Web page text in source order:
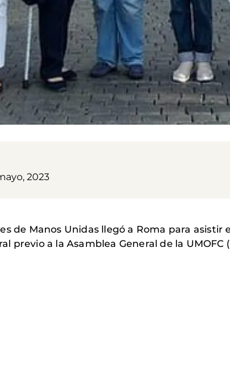
2023
de Manos Unidas llegó a Roma para
previo a la Asamblea General de la